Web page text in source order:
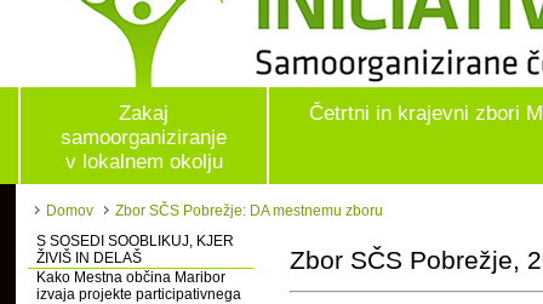
Zakaj
samoorganiziranje
v lokalnem okolju
Četrtni in krajevni zbori
Domov
Zbor SČS Pobrežje: DA mestnemu zboru
S SOSEDI SOOBLIKUJ, KJER
ŽIVIŠ IN DELAŠ
Kako Mestna občina Maribor
izvaja projekte participativnega
Zbor SČS Pobrežje,